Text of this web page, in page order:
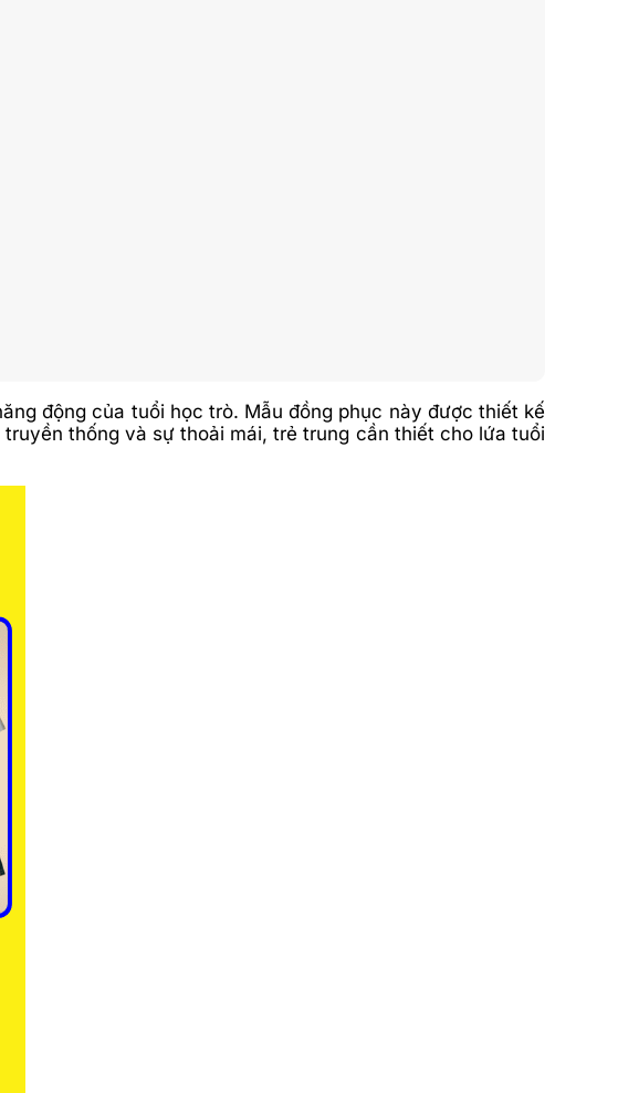
động của tuổi học trò. Mẫu đồng phục này được thiết kế
thống và sự thoải mái, trẻ trung cần thiết cho lứa tuổi